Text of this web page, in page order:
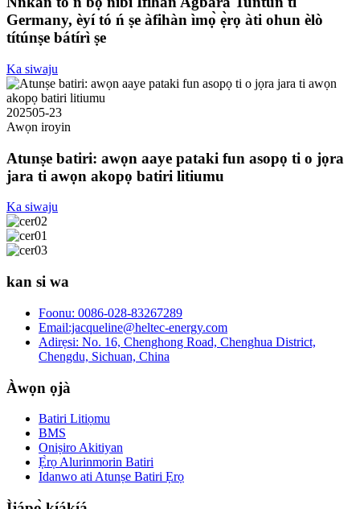
Germany, èyí tó ń ṣe àfihàn ìmọ̀ ẹ̀rọ àti ohun èlò
títúnṣe bátírì ṣe
Ka siwaju
202505-23
Awọn iroyin
Atunṣe batiri: awọn aaye pataki fun asopọ ti o jọra
jara ti awọn akopọ batiri litiumu
Ka siwaju
kan si wa
Foonu: 0086-028-83267289
Email:jacqueline@heltec-energy.com
Adirẹsi: No. 16, Chenghong Road, Chenghua District,
Chengdu, Sichuan, China
Àwọn ọjà
Batiri Litiọmu
BMS
Oniṣiro Akitiyan
Ẹ̀rọ Alurinmorin Batiri
Idanwo ati Atunṣe Batiri Ẹrọ